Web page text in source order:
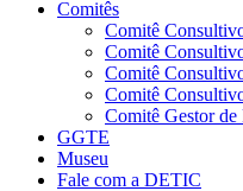
Comitês
Comitê
Comitê
Comitê
Comitê
Comitê Gestor de
GGTE
Museu
Fale com a DETIC